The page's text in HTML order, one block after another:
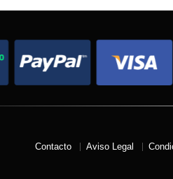
Contacto Aviso Legal